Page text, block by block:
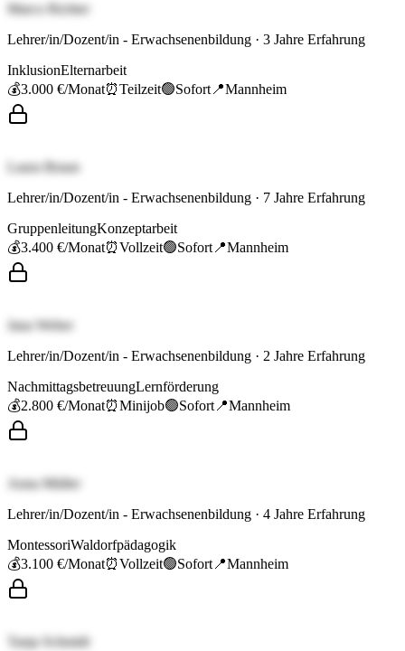
Marco Richter
Lehrer/in/Dozent/in - Erwachsenenbildung · 3 Jahre Erfahrung
InklusionElternarbeit
💰3.000 €/Monat⏰Teilzeit🟢Sofort 📍Mannheim
Laura Braun
Lehrer/in/Dozent/in - Erwachsenenbildung · 7 Jahre Erfahrung
GruppenleitungKonzeptarbeit
💰3.400 €/Monat⏰Vollzeit🟢Sofort 📍Mannheim
Jana Weber
Lehrer/in/Dozent/in - Erwachsenenbildung · 2 Jahre Erfahrung
NachmittagsbetreuungLernförderung
💰2.800 €/Monat⏰Minijob🟢Sofort 📍Mannheim
Anna Müller
Lehrer/in/Dozent/in - Erwachsenenbildung · 4 Jahre Erfahrung
MontessoriWaldorfpädagogik
💰3.100 €/Monat⏰Vollzeit🟢Sofort 📍Mannheim
Tanja Schmidt